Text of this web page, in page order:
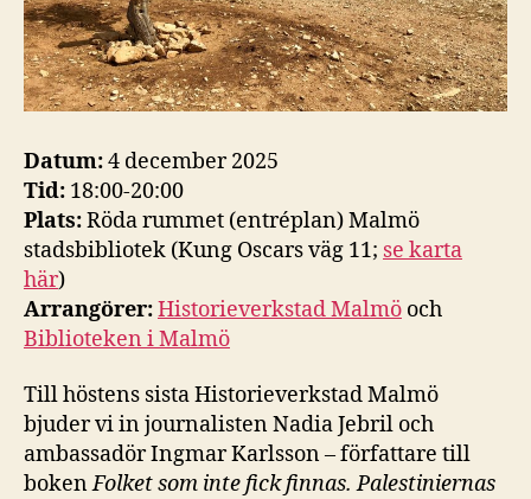
Datum:4 december 2025
Tid: 18:00-20:00
Plats:Röda rummet (entréplan) Malmö
stadsbibliotek (Kung Oscars väg 11; se karta
här)
Arrangörer:Historieverkstad Malmö och
Biblioteken i Malmö
Till höstens sista Historieverkstad Malmö
bjuder vi in journalisten Nadia Jebril och
ambassadör Ingmar Karlsson – författare till
bokenFolket som inte fick finnas. Palestiniernas